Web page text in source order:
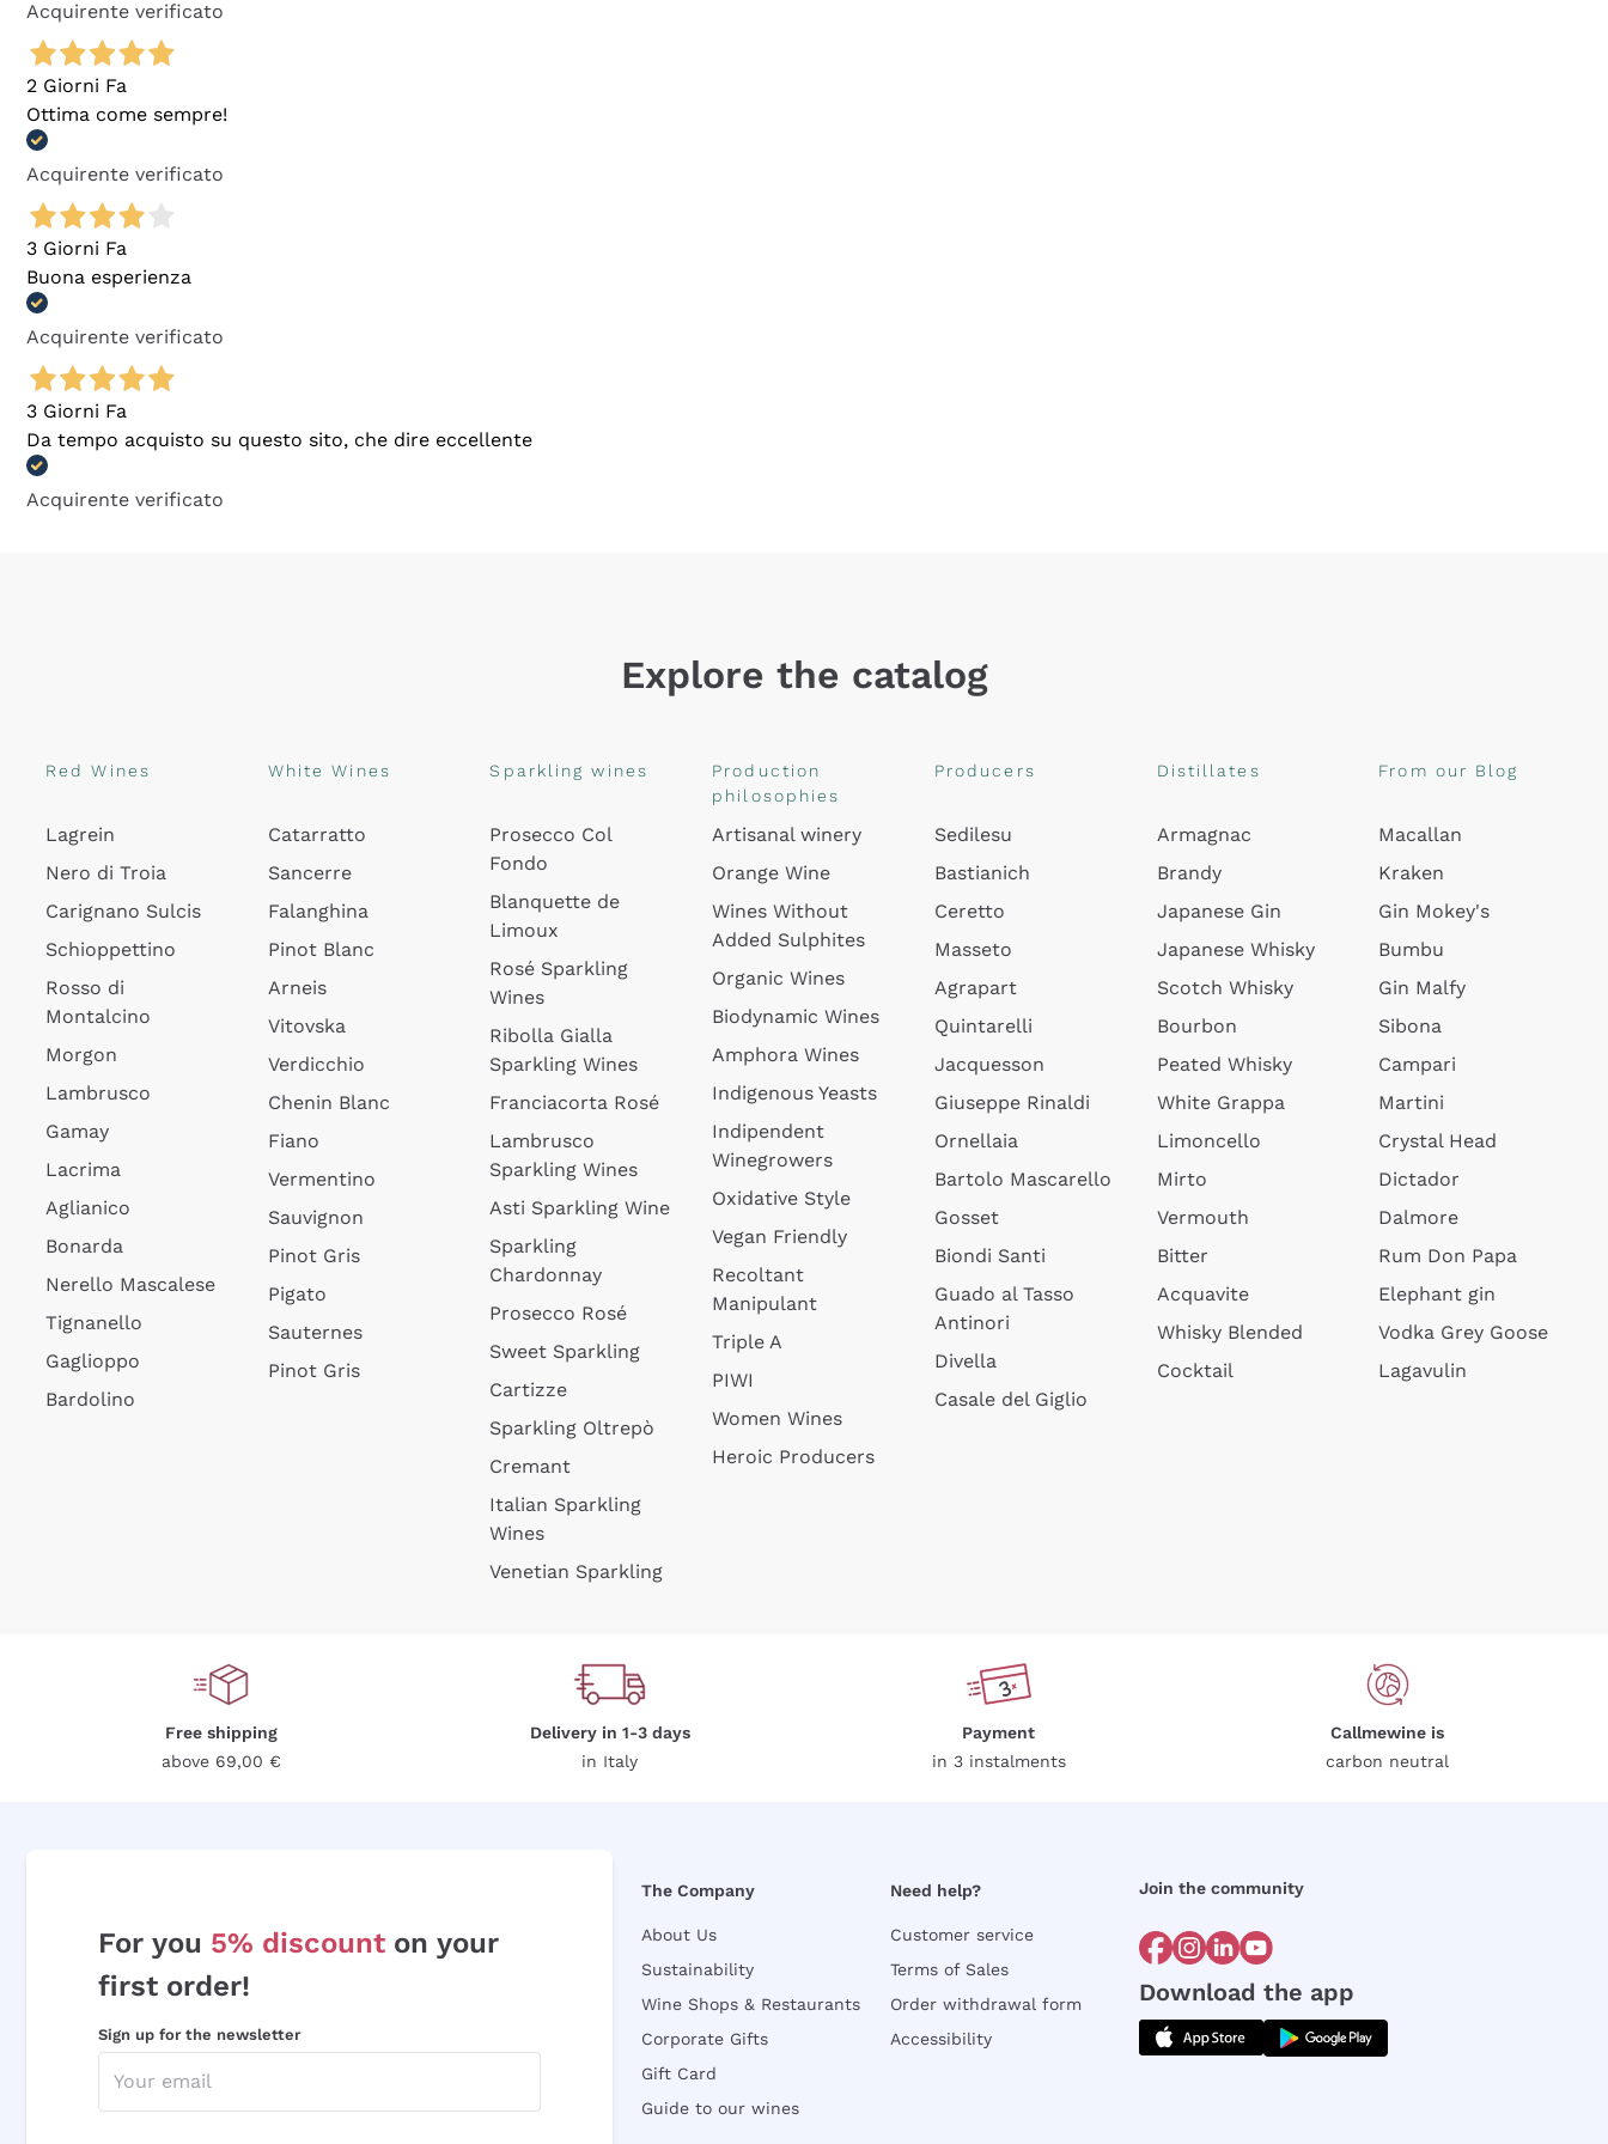
Acquirente verificato
2 Giorni Fa
Ottima come sempre!
Acquirente verificato
3 Giorni Fa
Buona esperienza
Acquirente verificato
3 Giorni Fa
Da tempo acquisto su questo sito, che dire eccellente
Acquirente verificato
Explore the catalog
Red Wines
Lagrein
Nero di Troia
Carignano Sulcis
Schioppettino
Rosso di
Montalcino
Morgon
Lambrusco
Gamay
Lacrima
Aglianico
Bonarda
Nerello Mascalese
Tignanello
Gaglioppo
Bardolino
White Wines
Catarratto
Sancerre
Falanghina
Pinot Blanc
Arneis
Vitovska
Verdicchio
Chenin Blanc
Fiano
Vermentino
Sauvignon
Pinot Gris
Pigato
Sauternes
Pinot Gris
Sparkling wines
Prosecco Col
Fondo
Blanquette de
Limoux
Rosé Sparkling
Wines
Ribolla Gialla
Sparkling Wines
Franciacorta Rosé
Lambrusco
Sparkling Wines
Asti Sparkling Wine
Sparkling
Chardonnay
Prosecco Rosé
Sweet Sparkling
Cartizze
Sparkling Oltrepò
Cremant
Italian Sparkling
Wines
Venetian Sparkling
Production
philosophies
Artisanal winery
Orange Wine
Wines Without
Added Sulphites
Organic Wines
Biodynamic Wines
Amphora Wines
Indigenous Yeasts
Indipendent
Winegrowers
Oxidative Style
Vegan Friendly
Recoltant
Manipulant
Triple A
PIWI
Women Wines
Heroic Producers
Producers
Sedilesu
Bastianich
Ceretto
Masseto
Agrapart
Quintarelli
Jacquesson
Giuseppe Rinaldi
Ornellaia
Bartolo Mascarello
Gosset
Biondi Santi
Guado al Tasso
Antinori
Divella
Casale del Giglio
Distillates
Armagnac
Brandy
Japanese Gin
Japanese Whisky
Scotch Whisky
Bourbon
Peated Whisky
White Grappa
Limoncello
Mirto
Vermouth
Bitter
Acquavite
Whisky Blended
Cocktail
From our Blog
Macallan
Kraken
Gin Mokey's
Bumbu
Gin Malfy
Sibona
Campari
Martini
Crystal Head
Dictador
Dalmore
Rum Don Papa
Elephant gin
Vodka Grey Goose
Lagavulin
Free shipping
above 69,00 €
Delivery in 1-3 days
in Italy
Payment
in 3 instalments
Callmewine is
carbon neutral
For you 5% discount on your
first order!
Sign up for the newsletter
The Company
About Us
Sustainability
Wine Shops & Restaurants
Corporate Gifts
Gift Card
Guide to our wines
Need help?
Customer service
Terms of Sales
Order withdrawal form
Accessibility
Join the community
Download the app